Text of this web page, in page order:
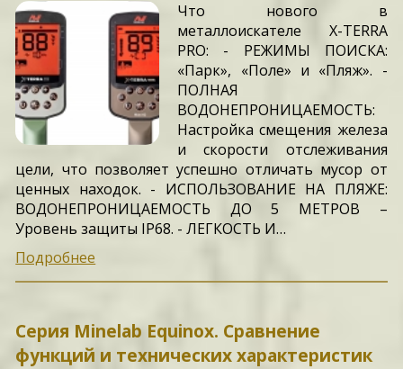
Что нового в
металлоискателе X-TERRA
PRO: - РЕЖИМЫ ПОИСКА:
«Парк», «Поле» и «Пляж». -
ПОЛНАЯ
ВОДОНЕПРОНИЦАЕМОСТЬ:
Настройка смещения железа
и скорости отслеживания
цели, что позволяет успешно отличать мусор от
ценных находок. - ИСПОЛЬЗОВАНИЕ НА ПЛЯЖЕ:
ВОДОНЕПРОНИЦАЕМОСТЬ ДО 5 МЕТРОВ –
Уровень защиты IP68. - ЛЕГКОСТЬ И…
Подробнее
Серия Minelab Equinox. Сравнение
функций и технических характеристик